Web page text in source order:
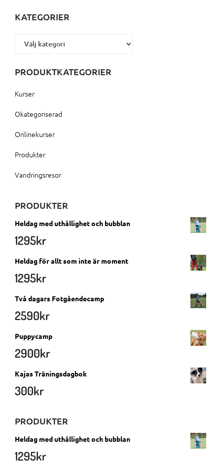
KATEGORIER
Kategorier
PRODUKTKATEGORIER
Kurser
Okategoriserad
Onlinekurser
Produkter
Vandringsresor
PRODUKTER
Heldag med uthållighet och bubblan
1295kr
Heldag för allt som inte är moment
1295kr
Två dagars Fotgåendecamp
2590kr
Puppycamp
2900kr
Kajas Träningsdagbok
300kr
PRODUKTER
Heldag med uthållighet och bubblan
1295kr